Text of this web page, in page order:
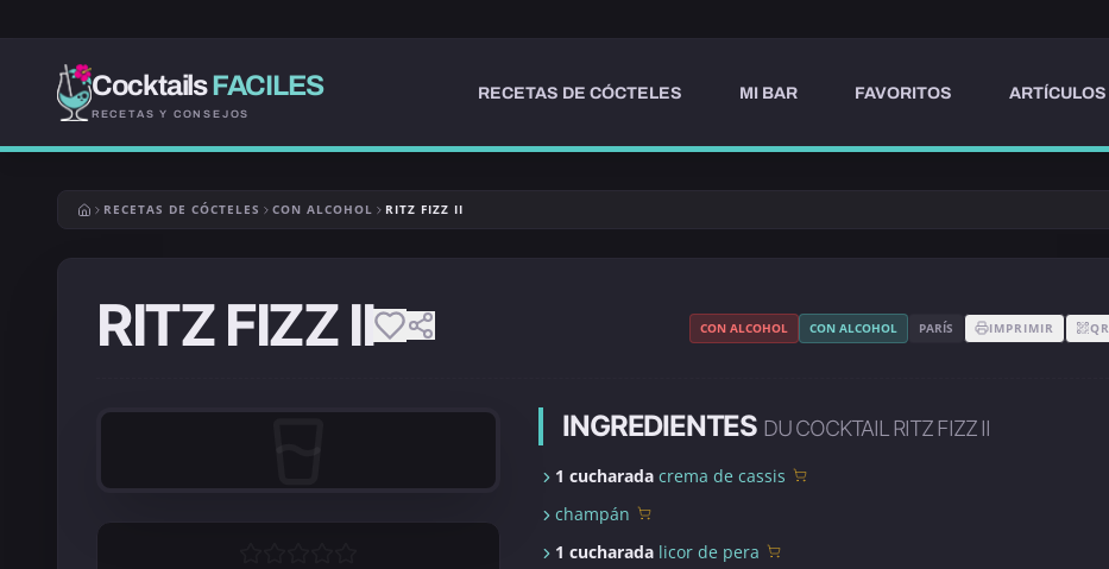
CocktailsFACILES
RECETAS Y CONSEJOS
RECETAS DE CÓCTELES MI BAR FAVORITOS ARTÍCULOS
RECETAS DE CÓCTELES CON ALCOHOL RITZ FIZZ II
RITZ FIZZ II CON ALCOHOL CON ALCOHOL PARÍS IMPRIMIR QR
INGREDIENTES DU COCKTAIL RITZ FIZZ II
1 cucharadacrema de cassis
champán
1 cucharada licor de pera